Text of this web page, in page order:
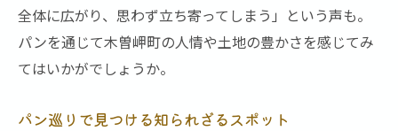
全体に広がり、思わず立ち寄ってしまう」という声も。
パンを通じて木曽岬町の人情や土地の豊かさを感じてみ
てはいかがでしょうか。
パン巡りで見つける知られざるスポット